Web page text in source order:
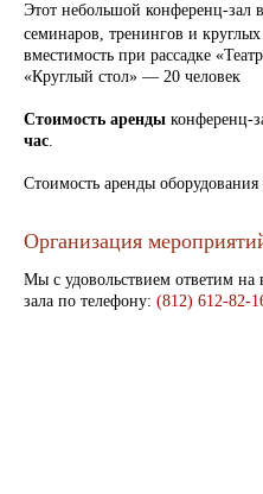
Этот небольшой конференц-зал
семинаров, тренингов и
вместимость при рассадке
«Круглый стол» — 20 человек
Стоимость арендыконференц-
час.
Стоимость аренды оборудования
Организация
Мы с удовольствием ответим
зала по телефону: (812) 612-82-